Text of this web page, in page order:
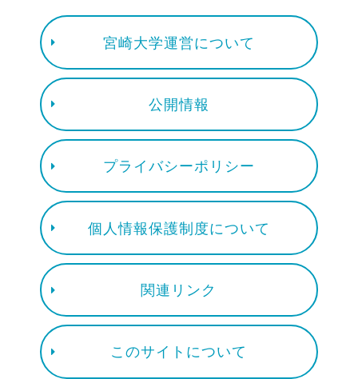
宮崎大学運営について
公開情報
プライバシーポリシー
個人情報保護制度について
関連リンク
このサイトについて